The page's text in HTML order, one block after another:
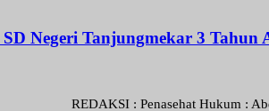
Negeri Tanjungmekar 3 Tahun
REDAKSI : Penasehat Hukum : Abdul